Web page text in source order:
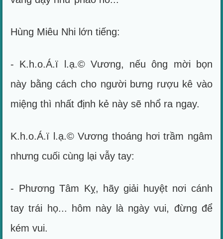
Hùng Miêu Nhi lớn tiếng:
- K.h.o.Á.ï l.ạ.© Vương, nếu ông mời bọn
này bằng cách cho người bưng rượu kê vào
miệng thì nhất định kẻ này sẽ nhổ ra ngay.
K.h.o.Á.ï l.ạ.© Vương thoáng hơi trầm ngâm
nhưng cuối cùng lại vẫy tay:
- Phương Tâm Kỵ, hãy giải huyệt nơi cánh
tay trái họ... hôm này là ngày vui, đừng để
kém vui.